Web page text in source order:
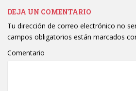
DEJA UN COMENTARIO
Tu dirección de correo electrónico no
campos obligatorios están marcados
Comentario